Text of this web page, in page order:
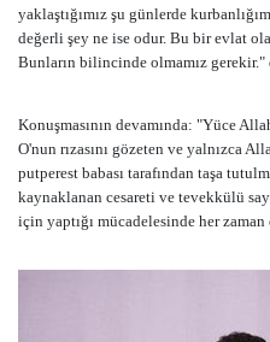
yaklaştığımız şu günlerde
değerli şey ne ise odur. Bu bir evlat
Bunların bilincinde olmamız gerekir."
Konuşmasının devamında: "Yüce
O'nun rızasını gözeten ve yalnızca
putperest babası tarafından taşa
kaynaklanan cesareti ve tevekkülü
için yaptığı mücadelesinde her